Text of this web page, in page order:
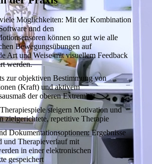
Möglichkeiten: Mit der Kombination
und den
können so gut wie alle
Bewegungsübungen auf
Art und Weise mit visuellem Feedback
werden.
zur objektiven Bestimmung von
(Kraft) und aktivem
der oberen Extremität
steigern Motivation und
zielgerichtete, repetitive Therapie
Dokumentationsoptionen: Ergebnisse
und Therapieverlauf mit
in einer elektronischen
gespeichert